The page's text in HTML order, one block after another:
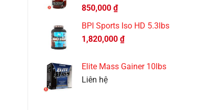
850,000 ₫
BPI Sports Iso HD 5.3lbs
1,820,000 ₫
Elite Mass Gainer 10lbs
Liên hệ